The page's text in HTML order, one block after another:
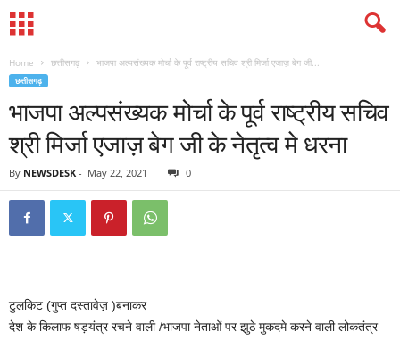
Home छत्तीसगढ़ भाजपा अल्पसंख्यक मोर्चा के पूर्व राष्ट्रीय सचिव श्री मिर्जा एजाज़ बेग जी...
छत्तीसगढ़
भाजपा अल्पसंख्यक मोर्चा के पूर्व राष्ट्रीय सचिव
श्री मिर्जा एजाज़ बेग जी के नेतृत्व मे धरना
By NEWSDESK - May 22, 2021 0
टुलकिट (गुप्त दस्तावेज़ )बनाकर
देश के किलाफ षड़यंत्र रचने वाली /भाजपा नेताओं पर झुठे मुकदमे करने वाली लोकतंत्र